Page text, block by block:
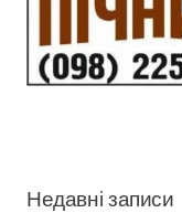
Недавні записи